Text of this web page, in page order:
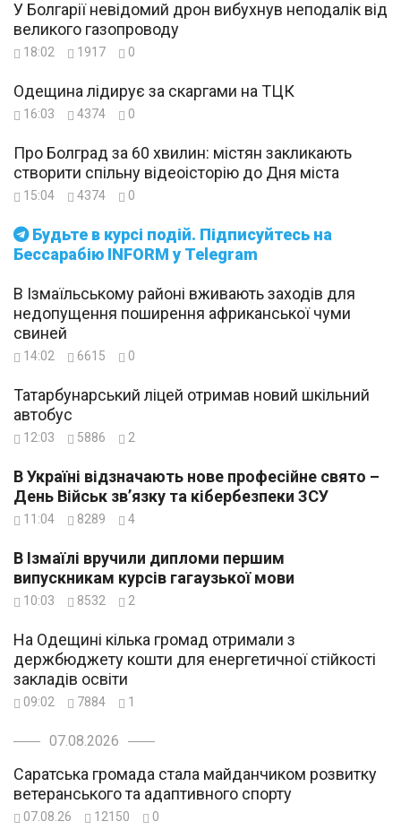
Будьте в курсі подій. Підписуйтесь на
Бессарабію INFORM у Telegram
У Болгарії невідомий дрон вибухнув неподалік від
великого газопроводу
18:02 1917 0
Одещина лідирує за скаргами на ТЦК
16:03 4374 0
Про Болград за 60 хвилин: містян закликають
створити спільну відеоісторію до Дня міста
15:04 4374 0
В Ізмаїльському районі вживають заходів для
недопущення поширення африканської чуми
свиней
14:02 6615 0
Татарбунарський ліцей отримав новий шкільний
автобус
12:03 5886 2
В Україні відзначають нове професійне свято –
День Військ зв’язку та кібербезпеки ЗСУ
11:04 8289 4
В Ізмаїлі вручили дипломи першим
випускникам курсів гагаузької мови
10:03 8532 2
На Одещині кілька громад отримали з
держбюджету кошти для енергетичної стійкості
закладів освіти
09:02 7884 1
07.08.2026
Саратська громада стала майданчиком розвитку
ветеранського та адаптивного спорту
07.08.26 12150 0